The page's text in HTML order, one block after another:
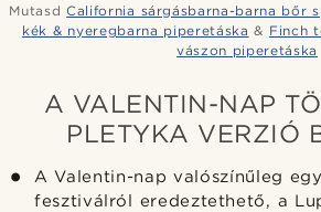
Mutasd California sárgásbarna-barna bőr
kék & nyeregbarna piperetáska & Finch
vászon piperetáska
A VALENTIN-NAP
PLETYKA VERZIÓ
A Valentin-nap valószínűleg
fesztiválról eredeztethető, a